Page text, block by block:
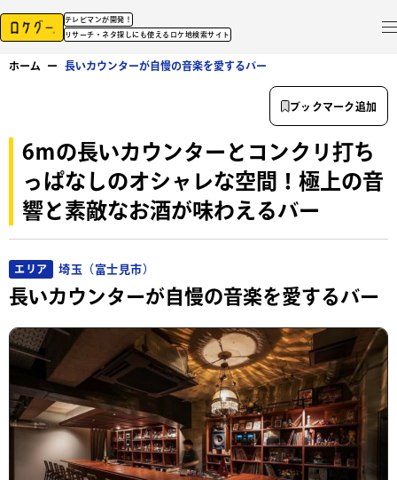
テレビマンが開発！
リサーチ・ネタ探しにも使えるロケ地検索サイト
ホーム ー 長いカウンターが自慢の音楽を愛するバー
6ｍの長いカウンターとコンクリ打ち
っぱなしのオシャレな空間！極上の音
響と素敵なお酒が味わえるバー
エリア 埼玉（富士見市）
長いカウンターが自慢の音楽を愛するバー
ブックマーク追加